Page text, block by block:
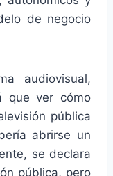
de negocio
audiovisual,
que ver cómo
pública
abrirse un
se declara
pública, pero